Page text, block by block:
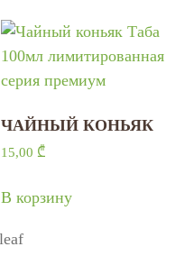
ЧАЙНЫЙ КОНЬЯК
15,00 ₾
В корзину